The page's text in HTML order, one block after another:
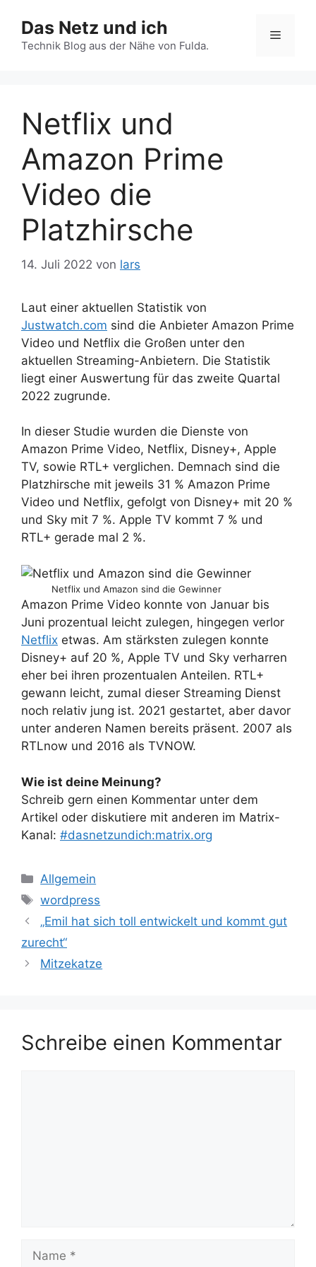
Inhalt
springen
Das Netz und ich
Technik Blog aus der Nähe von Fulda.
Menü
Netflix und
Amazon Prime
Video die
Platzhirsche
14. Juli 2022 von lars
Laut einer aktuellen Statistik von
Justwatch.com sind die Anbieter Amazon Prime
Video und Netflix die Großen unter den
aktuellen Streaming-Anbietern. Die Statistik
liegt einer Auswertung für das zweite Quartal
2022 zugrunde.
In dieser Studie wurden die Dienste von
Amazon Prime Video, Netflix, Disney+, Apple
TV, sowie RTL+ verglichen. Demnach sind die
Platzhirsche mit jeweils 31 % Amazon Prime
Video und Netflix, gefolgt von Disney+ mit 20 %
und Sky mit 7 %. Apple TV kommt 7 % und
RTL+ gerade mal 2 %.
Netflix und Amazon sind die Gewinner
Amazon Prime Video konnte von Januar bis
Juni prozentual leicht zulegen, hingegen verlor
Netflix etwas. Am stärksten zulegen konnte
Disney+ auf 20 %, Apple TV und Sky verharren
eher bei ihren prozentualen Anteilen. RTL+
gewann leicht, zumal dieser Streaming Dienst
noch relativ jung ist. 2021 gestartet, aber davor
unter anderen Namen bereits präsent. 2007 als
RTLnow und 2016 als TVNOW.
Wie ist deine Meinung?
Schreib gern einen Kommentar unter dem
Artikel oder diskutiere mit anderen im Matrix-
Kanal: #dasnetzundich:matrix.org
Kategorien
Allgemein
Schlagwörter
wordpress
„Emil hat sich toll entwickelt und kommt gut
zurecht“
Mitzekatze
Schreibe einen Kommentar